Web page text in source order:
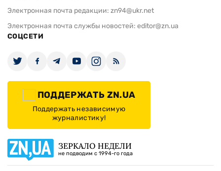
Электронная почта редакции: zn94@ukr.net
Электронная почта службы новостей: editor@zn.ua
СОЦСЕТИ
ПОДДЕРЖАТЬ ZN.UA
Поддержать независимую
журналистику!
ЗЕРКАЛО НЕДЕЛИ
не подводим с 1994-го года